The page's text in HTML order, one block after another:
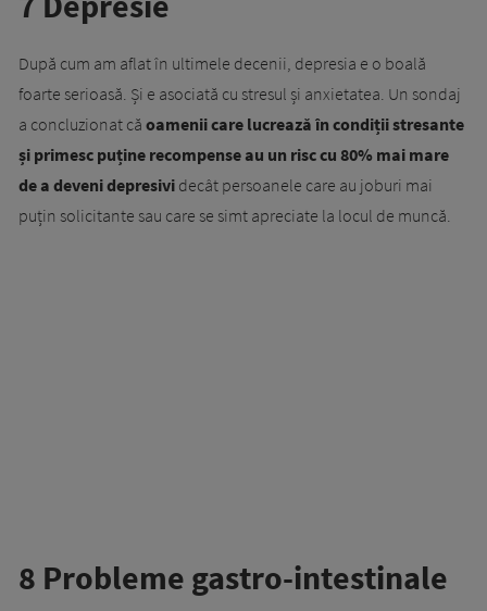
După cum am aflat în ultimele decenii, depresia e o boală
foarte serioasă. Și e asociată cu stresul și anxietatea. Un sondaj
a concluzionat că oamenii care lucrează în condiții stresante
și primesc puține recompense au un risc cu 80% mai mare
de a deveni depresivi decât persoanele care au joburi mai
puțin solicitante sau care se simt apreciate la locul de muncă.
8 Probleme gastro-intestinale